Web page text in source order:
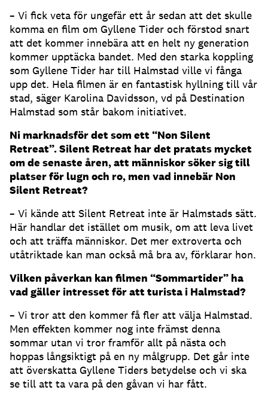
– Vi fick veta för ungefär ett år sedan att det skulle
komma en film om Gyllene Tider och förstod snart
att det kommer innebära att en helt ny generation
kommer upptäcka bandet. Med den starka koppling
som Gyllene Tider har till Halmstad ville vi fånga
upp det. Hela filmen är en fantastisk hyllning till vår
stad, säger Karolina Davidsson, vd på Destination
Halmstad som står bakom initiativet.
Ni marknadsför det som ett “Non Silent
Retreat”. Silent Retreat har det pratats mycket
om de senaste åren, att människor söker sig till
platser för lugn och ro, men vad innebär Non
Silent Retreat?
– Vi kände att Silent Retreat inte är Halmstads sätt.
Här handlar det istället om musik, om att leva livet
och att träffa människor. Det mer extroverta och
utåtriktade kan man också må bra av, förklarar hon.
Vilken påverkan kan filmen “Sommartider” ha
vad gäller intresset för att turista i Halmstad?
– Vi tror att den kommer få fler att välja Halmstad.
Men effekten kommer nog inte främst denna
sommar utan vi tror framför allt på nästa och
hoppas långsiktigt på en ny målgrupp. Det går inte
att överskatta Gyllene Tiders betydelse och vi ska
se till att ta vara på den gåvan vi har fått.